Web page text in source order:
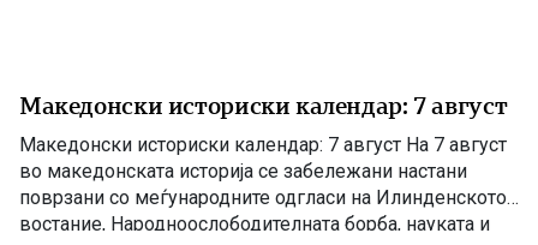
Македонски историски календар: 7 август
Македонски историски календар: 7 август На 7 август
во македонската историја се забележани настани
поврзани со меѓународните одгласи на Илинденското
востание, Народноослободителната борба, науката и